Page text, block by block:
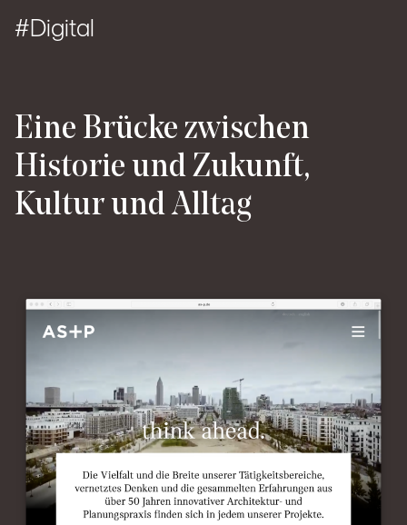
Digital
Eine Brücke zwischen
Historie und Zukunft,
Kultur und Alltag